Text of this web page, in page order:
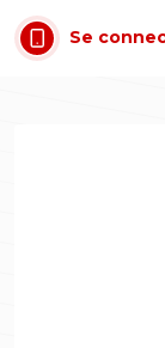
Aller au contenu
Se